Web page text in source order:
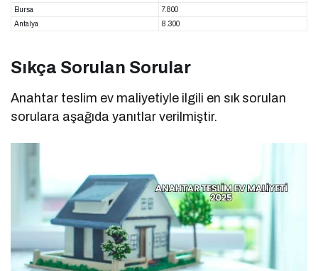
Bursa
7.800
Antalya
8.300
Sıkça Sorulan Sorular
Anahtar teslim ev maliyetiyle ilgili en sık sorulan
sorulara aşağıda yanıtlar verilmiştir.